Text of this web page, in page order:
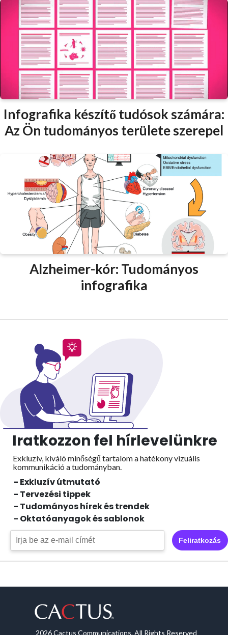
Infografika készítő tudósok számára:
Az Ön tudományos területe szerepel
Alzheimer-kór: Tudományos
infografika
Iratkozzon fel hírlevelünkre
Exkluzív, kiváló minőségű tartalom a hatékony vizuális
kommunikáció a tudományban.
- Exkluzív útmutató
- Tervezési tippek
- Tudományos hírek és trendek
- Oktatóanyagok és sablonok
Feliratkozás
2026 Cactus Communications. All Rights Reserved